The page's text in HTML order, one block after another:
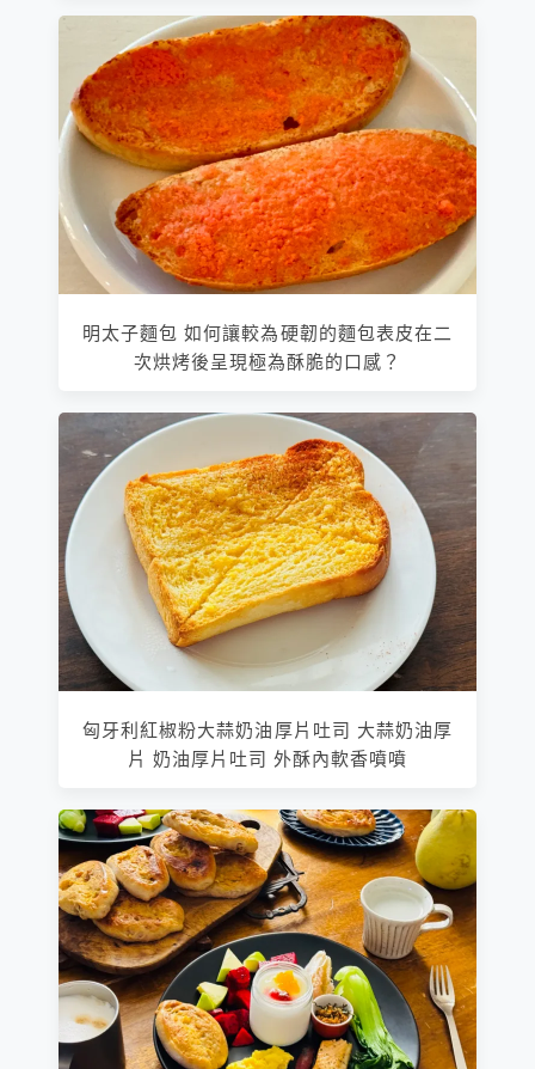
明太子麵包 如何讓較為硬韌的麵包表皮在二
次烘烤後呈現極為酥脆的口感？
匈牙利紅椒粉大蒜奶油厚片吐司 大蒜奶油厚
片 奶油厚片吐司 外酥內軟香噴噴